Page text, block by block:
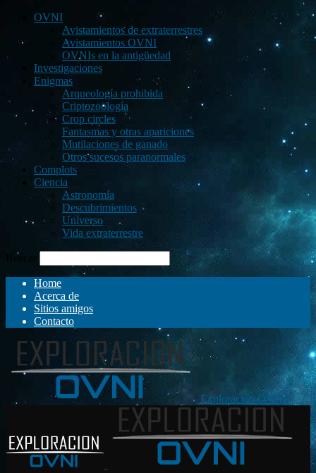
OVNI
Avistamientos de extraterrestres
Avistamientos OVNI
OVNIs en la antigüedad
Investigaciones
Enigmas
Arqueología prohibida
Criptozoología
Crop circles
Fantasmas y otras apariciones
Mutilaciones de ganado
Otros sucesos paranormales
Complots
Ciencia
Astronomía
Descubrimientos
Universo
Vida extraterrestre
Buscar
Home
Acerca de
Sitios amigos
Contacto
Exploración OVNI